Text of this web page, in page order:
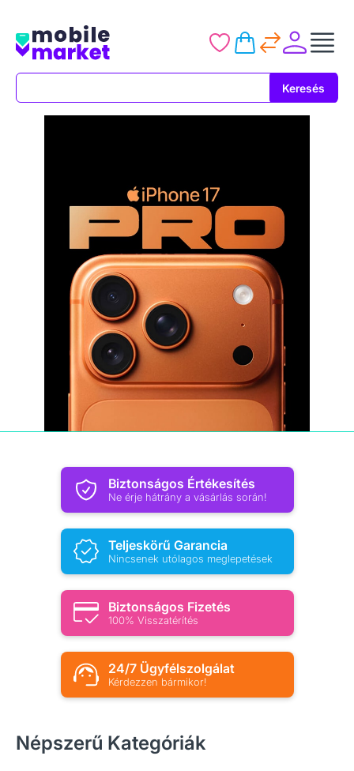
Keresés
Biztonságos Értékesítés
Ne érje hátrány a vásárlás során!
Teljeskörű Garancia
Nincsenek utólagos meglepetések
Biztonságos Fizetés
100% Visszatérítés
24/7 Ügyfélszolgálat
Kérdezzen bármikor!
Népszerű Kategóriák